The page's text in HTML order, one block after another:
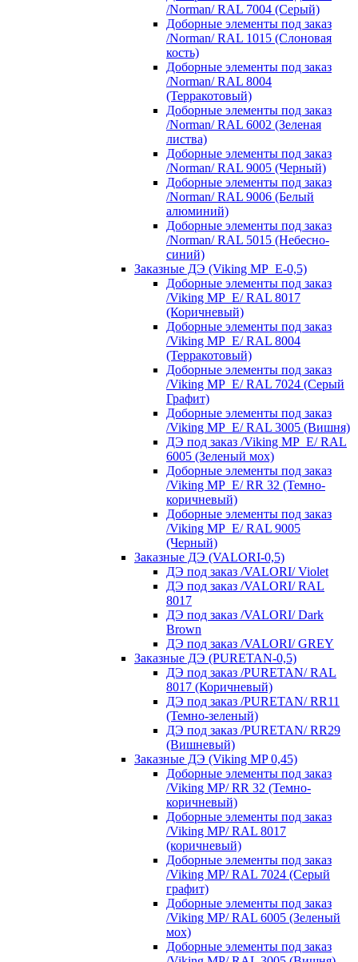
/Norman/ RAL 7004 (Серый)
Доборные элементы под заказ
/Norman/ RAL 1015 (Слоновая
кость)
Доборные элементы под заказ
/Norman/ RAL 8004
(Терракотовый)
Доборные элементы под заказ
/Norman/ RAL 6002 (Зеленая
листва)
Доборные элементы под заказ
/Norman/ RAL 9005 (Черный)
Доборные элементы под заказ
/Norman/ RAL 9006 (Белый
алюминий)
Доборные элементы под заказ
/Norman/ RAL 5015 (Небесно-
синий)
Заказные ДЭ (Viking MP_E-0,5)
Доборные элементы под заказ
/Viking MP_E/ RAL 8017
(Коричневый)
Доборные элементы под заказ
/Viking MP_E/ RAL 8004
(Терракотовый)
Доборные элементы под заказ
/Viking MP_E/ RAL 7024 (Серый
Графит)
Доборные элементы под заказ
/Viking MP_E/ RAL 3005 (Вишня)
ДЭ под заказ /Viking MP_E/ RAL
6005 (Зеленый мох)
Доборные элементы под заказ
/Viking MP_E/ RR 32 (Темно-
коричневый)
Доборные элементы под заказ
/Viking MP_E/ RAL 9005
(Черный)
Заказные ДЭ (VALORI-0,5)
ДЭ под заказ /VALORI/ Violet
ДЭ под заказ /VALORI/ RAL
8017
ДЭ под заказ /VALORI/ Dark
Brown
ДЭ под заказ /VALORI/ GREY
Заказные ДЭ (PURETAN-0,5)
ДЭ под заказ /PURETAN/ RAL
8017 (Коричневый)
ДЭ под заказ /PURETAN/ RR11
(Темно-зеленый)
ДЭ под заказ /PURETAN/ RR29
(Вишневый)
Заказные ДЭ (Viking MP 0,45)
Доборные элементы под заказ
/Viking MP/ RR 32 (Темно-
коричневый)
Доборные элементы под заказ
/Viking MP/ RAL 8017
(коричневый)
Доборные элементы под заказ
/Viking MP/ RAL 7024 (Серый
графит)
Доборные элементы под заказ
/Viking MP/ RAL 6005 (Зеленый
мох)
Доборные элементы под заказ